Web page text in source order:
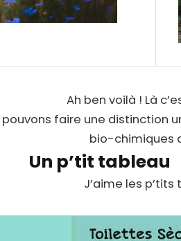
Ah ben voilà ! Là
pouvons faire une distinction
bio-chimiques
Un p’tit tableau
J’aime les p’tits